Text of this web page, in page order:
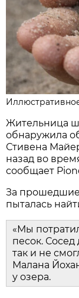
Жительница
обнаружила
Стивена
назад во
сообщает
За
пыталась
«Мы
песок.
так и не
Малана
у озера.